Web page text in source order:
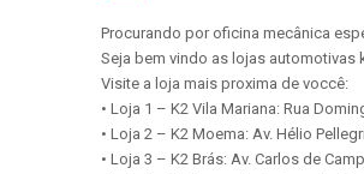
Procurando por oficina mecânica
Seja bem vindo as lojas automotivas
Visite a loja mais proxima de voccê:
• Loja 1 – K2 Vila Mariana: Rua
• Loja 2 – K2 Moema: Av. Hélio
• Loja 3 – K2 Brás: Av. Carlos de